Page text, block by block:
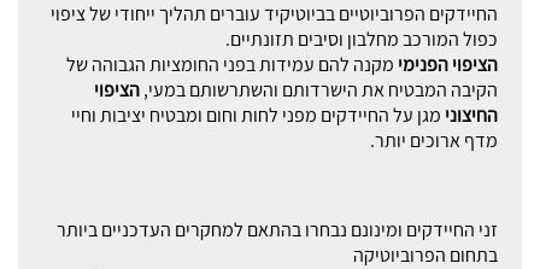
החיידקים הפרוביוטיים בביוטיקיד עוברים תהליך ייחודי של ציפוי
כפול המורכב מחלבון וסיבים תזונתיים.
הציפוי הפנימי מקנה להם עמידות בפני החומציות הגבוהה של
הקיבה המבטיח את הישרדותם והשתרשותם במעי,הציפוי
החיצוני מגן על החיידקים מפני לחות וחום ומבטיח יציבות וחיי
מדף ארוכים יותר.
זני החיידקים ומינונם נבחרו בהתאם למחקרים העדכניים ביותר
בתחום הפרוביוטיקה